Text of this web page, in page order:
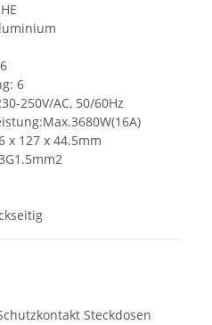
6
250V/AC, 50/60Hz
x 127 x 44.5mm
Steckdosen